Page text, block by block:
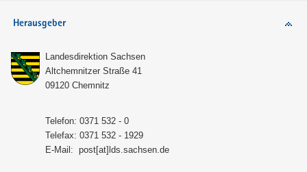
Herausgeber
Lan­des­di­rek­ti­on Sach­sen
Alt­chem­nit­zer Stra­ße 41
09120 Chem­nitz
Te­le­fon: 0371 532 - 0
Te­le­fax: 0371 532 - 1929
E-​Mail: post[at]lds.sach­sen.de